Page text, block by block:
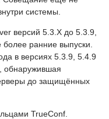
системы.
версий 5.3.X до 5.3.9,
ранние выпуски.
в версиях 5.3.9, 5.4.9
обнаружившая
до защищённых
TrueConf.